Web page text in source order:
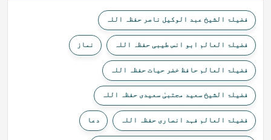
فضیلۃ الشیخ عبد الوکیل ناصر حفظہ اللہ
فضیلۃ العالم ابو انس طیبی حفظہ اللہ نماز
فضیلۃ العالم حافظ خضر حیات حفظہ اللہ
فضیلۃ الشیخ سعید مجتبیٰ سعیدی حفظہ اللہ
فضیلۃ العالم فہد انصاری حفظہ اللہ دعا